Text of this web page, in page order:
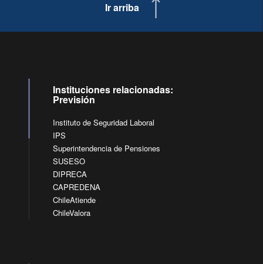
Ir arriba
Instituciones relacionadas:
Previsión
Instituto de Seguridad Laboral
IPS
Superintendencia de Pensiones
SUSESO
DIPRECA
CAPREDENA
ChileAtiende
ChileValora